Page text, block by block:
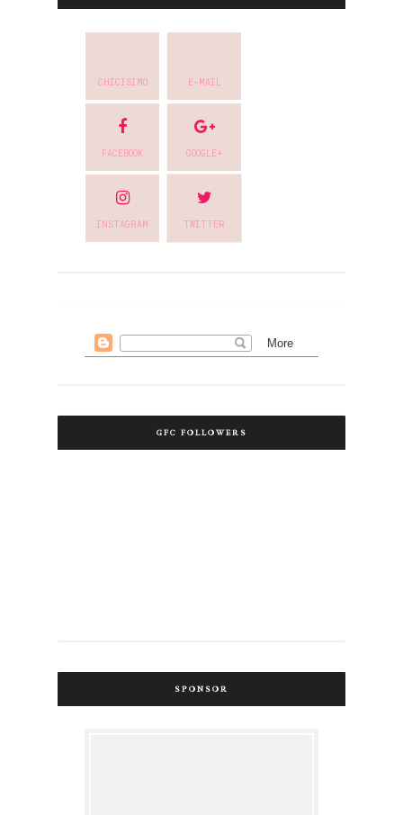
CHICISIMO E-MAIL
FACEBOOK GOOGLE+
INSTAGRAM TWITTER
GFC FOLLOWERS
SPONSOR